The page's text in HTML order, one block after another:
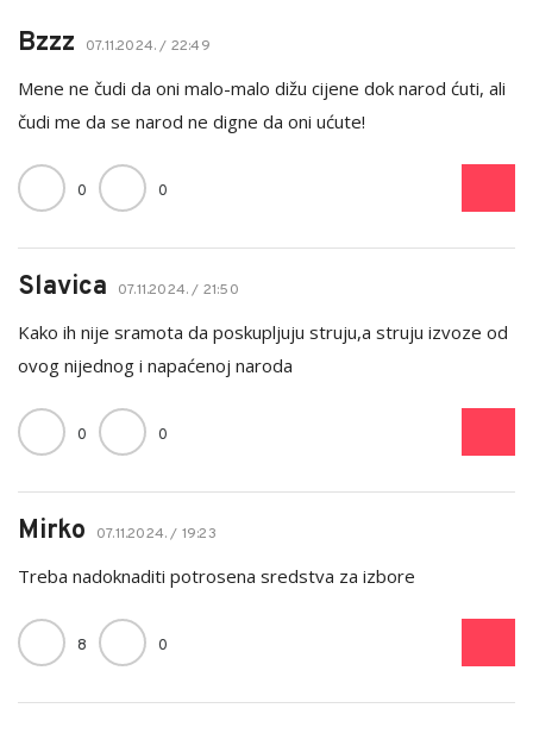
Bzzz 07.11.2024. / 22:49
Mene ne čudi da oni malo-malo dižu cijene dok narod ćuti, ali
čudi me da se narod ne digne da oni ućute!
0 0
Slavica 07.11.2024. / 21:50
Kako ih nije sramota da poskupljuju struju,a struju izvoze od
ovog nijednog i napaćenoj naroda
0 0
Mirko 07.11.2024. / 19:23
Treba nadoknaditi potrosena sredstva za izbore
8 0